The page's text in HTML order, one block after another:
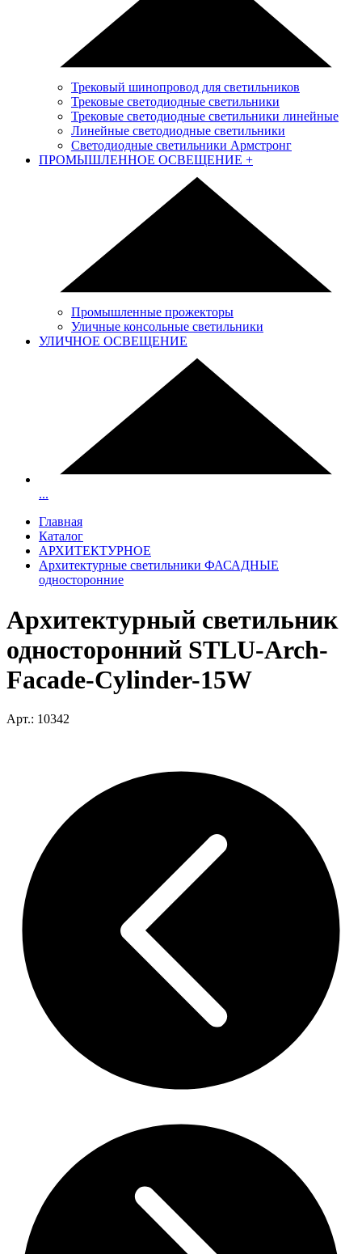
Трековый шинопровод для светильников
Трековые светодиодные светильники
Трековые светодиодные светильники линейные
Линейные светодиодные светильники
Светодиодные светильники Армстронг
ПРОМЫШЛЕННОЕ ОСВЕЩЕНИЕ +
Промышленные прожекторы
Уличные консольные светильники
УЛИЧНОЕ ОСВЕЩЕНИЕ
...
Главная
Каталог
АРХИТЕКТУРНОЕ
Архитектурные светильники ФАСАДНЫЕ
односторонние
Архитектурный светильник
односторонний STLU-Arch-
Facade-Cylinder-15W
Арт.: 10342